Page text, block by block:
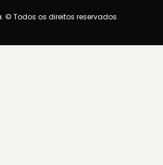
© Todos os direitos reservados